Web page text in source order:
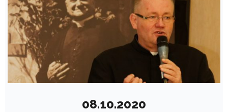
08.10.2020